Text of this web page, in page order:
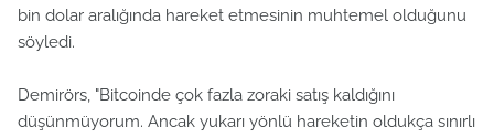
bin dolar aralığında hareket etmesinin muhtemel olduğunu
söyledi.
Demirörs, "Bitcoinde çok fazla zoraki satış kaldığını
düşünmüyorum. Ancak yukarı yönlü hareketin oldukça sınırlı